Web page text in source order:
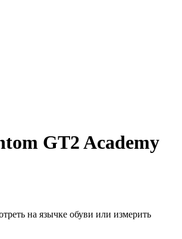
GT2 Academy
на язычке обуви или измерить